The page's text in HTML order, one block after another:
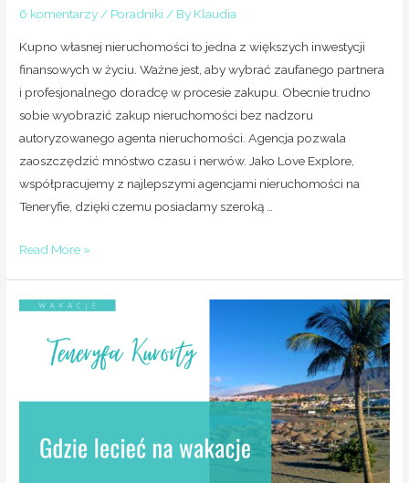
6 komentarzy/ Poradniki / By Klaudia
Kupno własnej nieruchomości to jedna z większych inwestycji
finansowych w życiu. Ważne jest, aby wybrać zaufanego partnera
i profesjonalnego doradcę w procesie zakupu. Obecnie trudno
sobie wyobrazić zakup nieruchomości bez nadzoru
autoryzowanego agenta nieruchomości. Agencja pozwala
zaoszczędzić mnóstwo czasu i nerwów. Jako Love Explore,
współpracujemy z najlepszymi agencjami nieruchomości na
Teneryfie, dzięki czemu posiadamy szeroką …
Read More »